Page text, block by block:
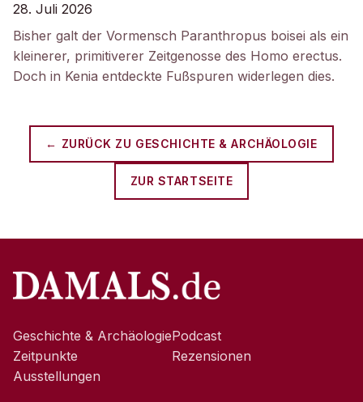
28. Juli 2026
Bisher galt der Vormensch Paranthropus boisei als ein
kleinerer, primitiverer Zeitgenosse des Homo erectus.
Doch in Kenia entdeckte Fußspuren widerlegen dies.
← ZURÜCK ZU GESCHICHTE & ARCHÄOLOGIE
ZUR STARTSEITE
Geschichte & Archäologie
Zeitpunkte
Ausstellungen
Podcast
Rezensionen